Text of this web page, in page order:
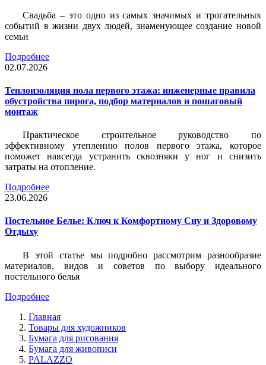
Свадьба – это одно из самых значимых и трогательных
событий в жизни двух людей, знаменующее создание новой
семьи
Подробнее
02.07.2026
Теплоизоляция пола первого этажа: инженерные правила
обустройства пирога, подбор материалов и пошаговый
монтаж
Практическое строительное руководство по
эффективному утеплению полов первого этажа, которое
поможет навсегда устранить сквозняки у ног и снизить
затраты на отопление.
Подробнее
23.06.2026
Постельное Белье: Ключ к Комфортному Сну и Здоровому
Отдыху
В этой статье мы подробно рассмотрим разнообразие
материалов, видов и советов по выбору идеального
постельного белья
Подробнее
Главная
Товары для художников
Бумага для рисования
Бумага для живописи
PALAZZO